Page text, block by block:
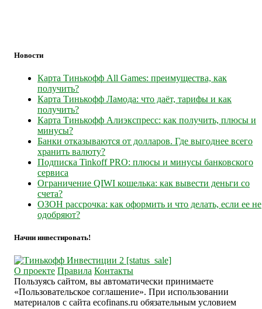
Новости
Карта Тинькофф All Games: преимущества, как
получить?
Карта Тинькофф Ламода: что даёт, тарифы и как
получить?
Карта Тинькофф Алиэкспресс: как получить, плюсы и
минусы?
Банки отказываются от долларов. Где выгоднее всего
хранить валюту?
Подписка Tinkoff PRO: плюсы и минусы банковского
сервиса
Ограничение QIWI кошелька: как вывести деньги со
счета?
ОЗОН рассрочка: как оформить и что делать, если ее не
одобряют?
Начни инвестировать!
О проекте Правила Контакты
Пользуясь сайтом, вы автоматически принимаете
«Пользовательское соглашение». При использовании
материалов с сайта ecofinans.ru обязательным условием